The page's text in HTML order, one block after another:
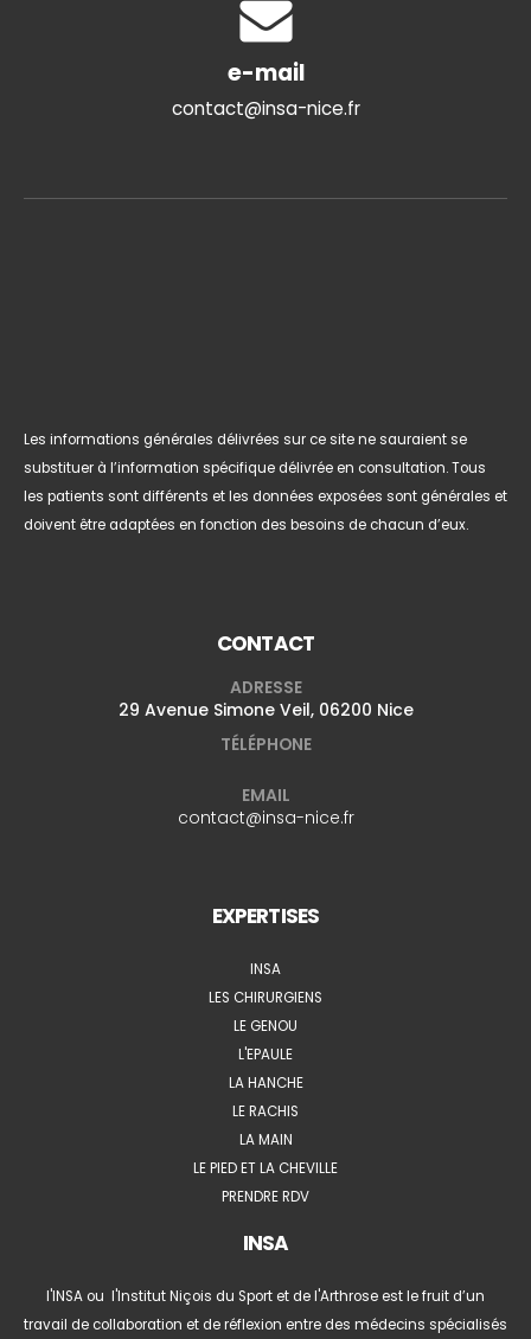
e-mail
contact@insa-nice.fr
Les informations générales délivrées sur ce site ne sauraient se
substituer à l’information spécifique délivrée en consultation. Tous
les patients sont différents et les données exposées sont générales et
doivent être adaptées en fonction des besoins de chacun d’eux.
CONTACT
ADRESSE
29 Avenue Simone Veil, 06200 Nice
TÉLÉPHONE
EMAIL
contact@insa-nice.fr
EXPERTISES
INSA
LES CHIRURGIENS
LE GENOU
L'EPAULE
LA HANCHE
LE RACHIS
LA MAIN
LE PIED ET LA CHEVILLE
PRENDRE RDV
INSA
l'INSA ou l'Institut Niçois du Sport et de l'Arthrose est le fruit d’un
travail de collaboration et de réflexion entre des médecins spécialisés